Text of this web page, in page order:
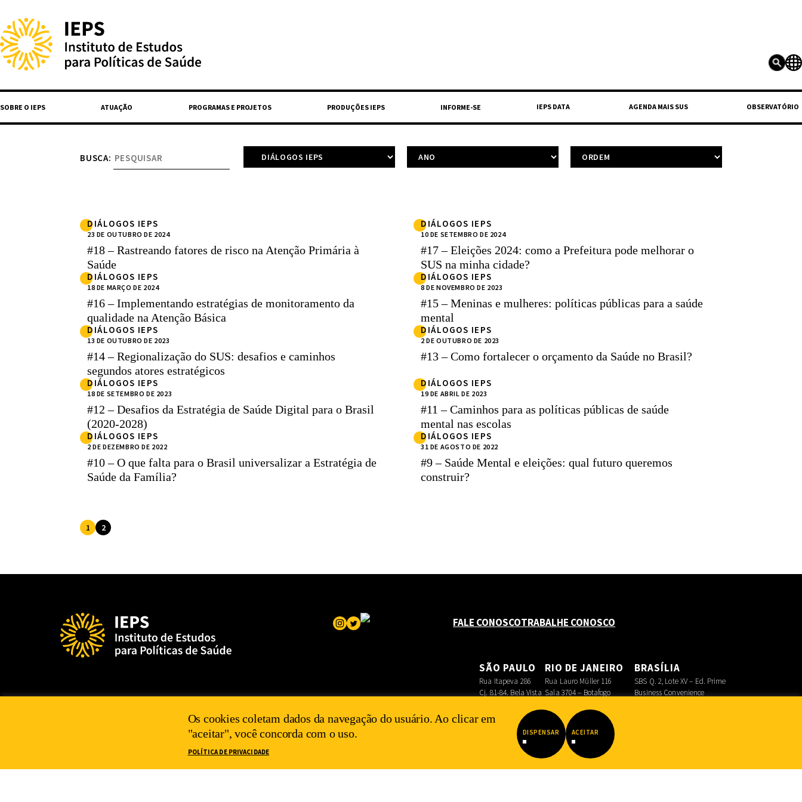
SOBRE O IEPS ATUAÇÃO PROGRAMAS E PROJETOS PRODUÇÕES IEPS INFORME-SE IEPS DATA AGENDA MAIS SUS OBSERVATÓRIO
BUSCA:
DIÁLOGOS IEPS
23 DE OUTUBRO DE 2024
#18 – Rastreando fatores de risco na Atenção Primária à
Saúde
DIÁLOGOS IEPS
10 DE SETEMBRO DE 2024
#17 – Eleições 2024: como a Prefeitura pode melhorar o
SUS na minha cidade?
DIÁLOGOS IEPS
18 DE MARÇO DE 2024
#16 – Implementando estratégias de monitoramento da
qualidade na Atenção Básica
DIÁLOGOS IEPS
8 DE NOVEMBRO DE 2023
#15 – Meninas e mulheres: políticas públicas para a saúde
mental
DIÁLOGOS IEPS
13 DE OUTUBRO DE 2023
#14 – Regionalização do SUS: desafios e caminhos
segundos atores estratégicos
DIÁLOGOS IEPS
2 DE OUTUBRO DE 2023
#13 – Como fortalecer o orçamento da Saúde no Brasil?
DIÁLOGOS IEPS
18 DE SETEMBRO DE 2023
#12 – Desafios da Estratégia de Saúde Digital para o Brasil
(2020-2028)
DIÁLOGOS IEPS
19 DE ABRIL DE 2023
#11 – Caminhos para as políticas públicas de saúde
mental nas escolas
DIÁLOGOS IEPS
2 DE DEZEMBRO DE 2022
#10 – O que falta para o Brasil universalizar a Estratégia de
Saúde da Família?
DIÁLOGOS IEPS
31 DE AGOSTO DE 2022
#9 – Saúde Mental e eleições: qual futuro queremos
construir?
1 2
FALE CONOSCOTRABALHE CONOSCO
SÃO PAULO
Rua Itapeva 286
Cj. 81-84. Bela Vista
RIO DE JANEIRO
Rua Lauro Müller 116
Sala 3704 – Botafogo
BRASÍLIA
SBS Q. 2, Lote XV – Ed. Prime
Business Convenience
POLÍTICA DE PRIVACIDADE
Os cookies coletam dados da navegação do usuário. Ao clicar em
"aceitar", você concorda com o uso.
POLÍTICA DE PRIVACIDADE
DISPENSAR ACEITAR